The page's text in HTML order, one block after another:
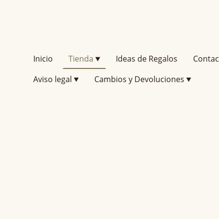
Inicio Tienda Ideas de Regalos
Aviso legal
Cambios y Devoluciones